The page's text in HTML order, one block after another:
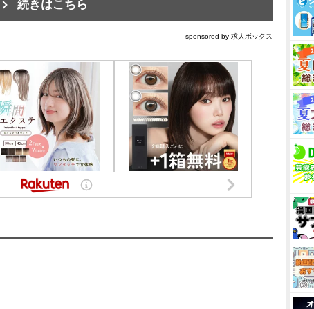
続きはこちら
sponsored by 求人ボックス